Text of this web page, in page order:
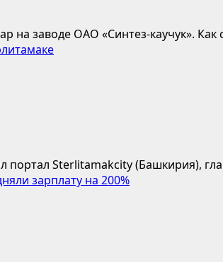
на заводе ОАО «Синтез-каучук».
Sterlitamakcity (Башкирия),
зарплату на 200%